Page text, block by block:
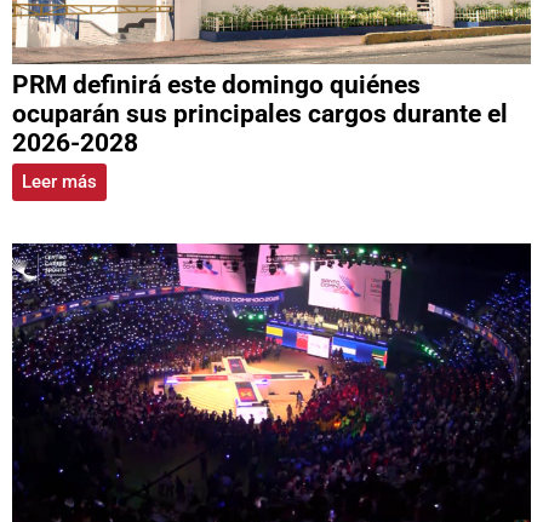
PRM definirá este domingo quiénes
ocuparán sus principales cargos durante el
2026-2028
Leer más